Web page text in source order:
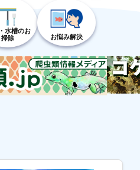
水槽のお
掃除
お悩み解決